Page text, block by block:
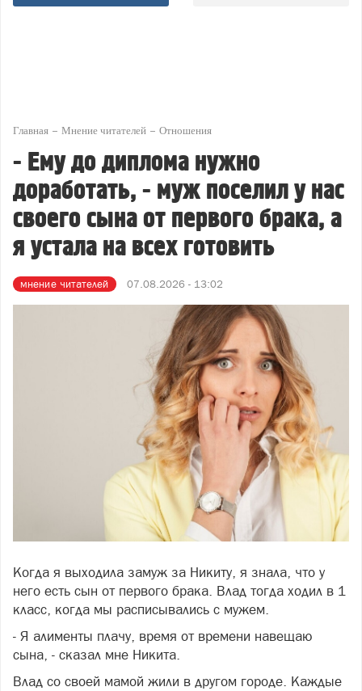
Главная Мнение читателей Отношения
- Ему до диплома нужно
доработать, - муж поселил у нас
своего сына от первого брака, а
я устала на всех готовить
мнение читателей 07.08.2026 - 13:02
Фото: фото: freepik
Когда я выходила замуж за Никиту, я знала, что у
него есть сын от первого брака. Влад тогда ходил в 1
класс, когда мы расписывались с мужем.
- Я алименты плачу, время от времени навещаю
сына, - сказал мне Никита.
Влад со своей мамой жили в другом городе. Каждые